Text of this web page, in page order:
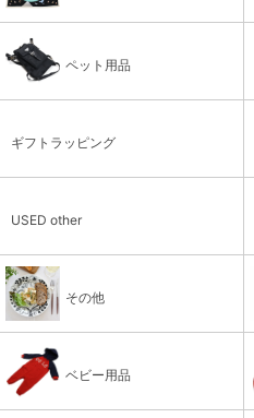
ペット用品
ギフトラッピング
USED other
その他
ベビー用品